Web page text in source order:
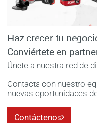
Haz crecer tu
Conviértete en
Únete a nuestra red de
Contacta con nuestro
nuevas oportunidades
Contáctenos